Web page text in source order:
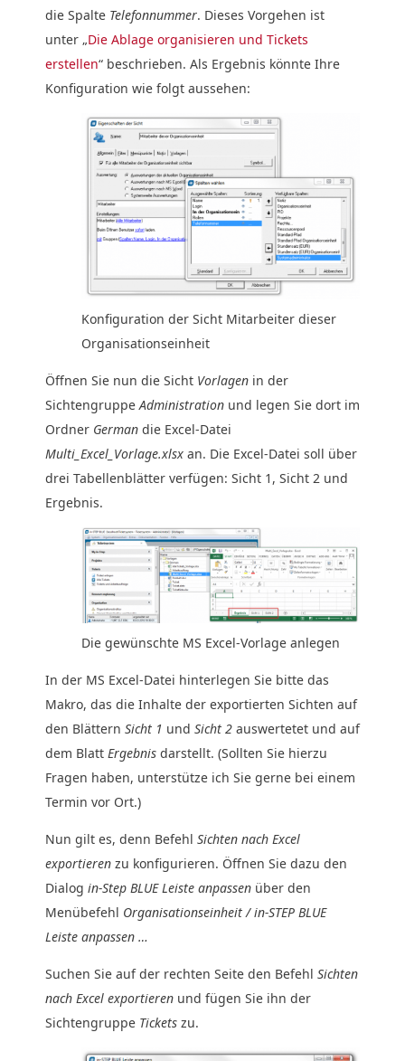
die Spalte Telefonnummer. Dieses Vorgehen ist
unter „Die Ablage organisieren und Tickets
erstellen“ beschrieben. Als Ergebnis könnte Ihre
Konfiguration wie folgt aussehen:
Konfiguration der Sicht Mitarbeiter dieser
Organisationseinheit
Öffnen Sie nun die Sicht Vorlagenin der
SichtengruppeAdministrationund legen Sie dort im
Ordner Germandie Excel-Datei
Multi_Excel_Vorlage.xlsxan. Die Excel-Datei soll über
drei Tabellenblätter verfügen: Sicht 1, Sicht 2 und
Ergebnis.
Die gewünschte MS Excel-Vorlage anlegen
In der MS Excel-Datei hinterlegen Sie bitte das
Makro, das die Inhalte der exportierten Sichten auf
den Blättern Sicht 1 und Sicht 2auswertetet und auf
dem Blatt Ergebnisdarstellt. (Sollten Sie hierzu
Fragen haben, unterstütze ich Sie gerne bei einem
Termin vor Ort.)
Nun gilt es, denn Befehl Sichten nach Excel
exportierenzu konfigurieren. Öffnen Sie dazu den
Dialog in-Step BLUE Leiste anpassenüber den
Menübefehl Organisationseinheit / in-STEP BLUE
Leiste anpassen …
Suchen Sie auf der rechten Seite den Befehl Sichten
nach Excel exportierenund fügen Sie ihn der
Sichtengruppe Ticketszu.